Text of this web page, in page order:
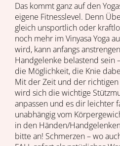
Das kommt ganz auf den
eigene Fitnesslevel. Denn
gleich unsportlich oder
noch mehr im Vinyasa Yoga
wird, kann anfangs
Handgelenke belastend sein
die Möglichkeit, die Knie
Mit der Zeit und der
wird sich die wichtige
anpassen und es dir leichter
unabhängig vom
in den Händen/
bitte an! Schmerzen – wo